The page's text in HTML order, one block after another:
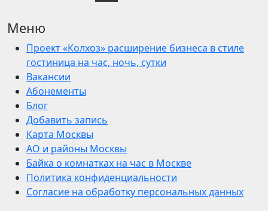
Меню
Проект «Колхоз» расширение бизнеса в стиле
гостиница на час, ночь, сутки
Вакансии
Абонементы
Блог
Добавить запись
Карта Москвы
АО и районы Москвы
Байка о комнатках на час в Москве
Политика конфиденциальности
Согласие на обработку персональных данных